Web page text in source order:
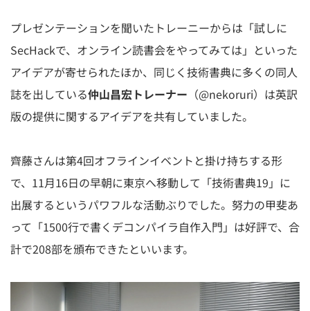
プレゼンテーションを聞いたトレーニーからは「試しに
SecHackで、オンライン読書会をやってみては」といった
アイデアが寄せられたほか、同じく技術書典に多くの同人
誌を出している仲山昌宏トレーナー （@nekoruri）は英訳
版の提供に関するアイデアを共有していました。
⿑藤さんは第4回オフラインイベントと掛け持ちする形
で、11月16日の早朝に東京へ移動して「技術書典19」に
出展するというパワフルな活動ぶりでした。努力の甲斐あ
って「1500行で書くデコンパイラ自作入門」は好評で、合
計で208部を頒布できたといいます。